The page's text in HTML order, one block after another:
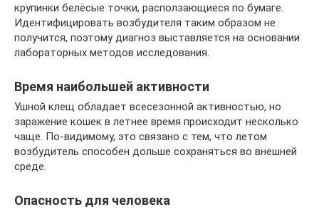
крупинки белёсые точки, расползающиеся по бумаге.
Идентифицировать возбудителя таким образом не
получится, поэтому диагноз выставляется на основании
лабораторных методов исследования.
Время наибольшей активности
Ушной клещ обладает всесезонной активностью, но
заражение кошек в летнее время происходит несколько
чаще. По-видимому, это связано с тем, что летом
возбудитель способен дольше сохраняться во внешней
среде.
Опасность для человека